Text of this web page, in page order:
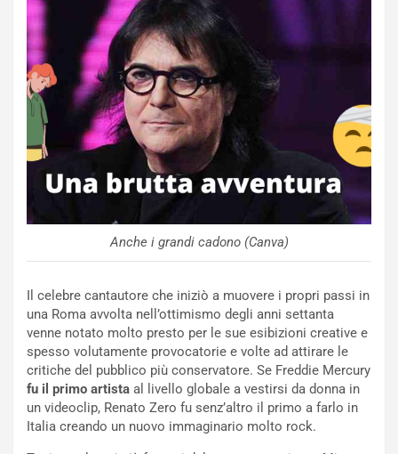
Anche i grandi cadono (Canva)
Il celebre cantautore che iniziò a muovere i propri passi in
una Roma avvolta nell’ottimismo degli anni settanta
venne notato molto presto per le sue esibizioni creative e
spesso volutamente provocatorie e volte ad attirare le
critiche del pubblico più conservatore. Se Freddie Mercury
fu il primo artista al livello globale a vestirsi da donna in
un videoclip, Renato Zero fu senz’altro il primo a farlo in
Italia creando un nuovo immaginario molto rock.
a
s
h
q
a
W
a
b
s
c